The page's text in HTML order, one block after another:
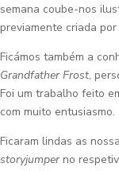
semana coube-nos
previamente criada
Ficámos também a
Grandfather Frost,
Foi um trabalho feito
com muito entusiasmo.
Ficaram lindas as
storyjumperno